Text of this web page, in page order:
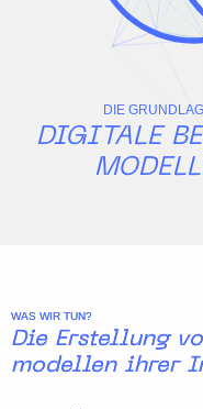
DIE
DIGITALE
WAS WIR TUN?
Die Erstellung
modellen ihrer